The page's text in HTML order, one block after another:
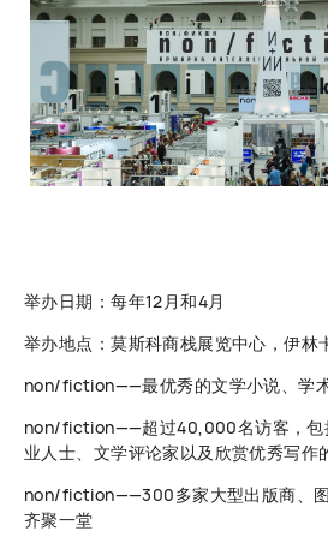
举办日期：每年12月和4月
举办地点：莫斯科商栈展览中心，伊林
non/fiction——最优秀的文学小说、学
non/fiction——超过40,000名访客，包
业人士、文学评论家以及欣赏优秀写作
non/fiction——300多家大型出版商、
齐聚一堂